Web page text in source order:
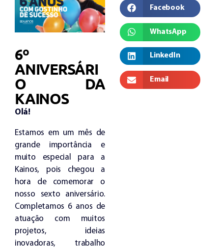
6º
ANIVERSÁRI
O DA
KAINOS
Olá!
Estamos em um mês de
grande importância e
muito especial para a
Kainos, pois chegou a
hora de comemorar o
nosso sexto aniversário.
Completamos 6 anos de
atuação com muitos
projetos, ideias
inovadoras, trabalho
Facebook
WhatsApp
LinkedIn
Email